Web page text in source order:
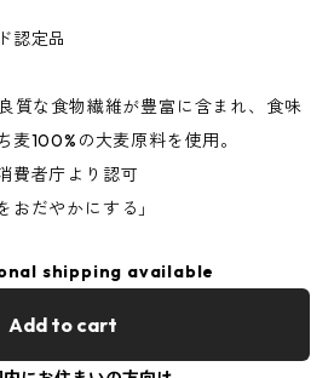
認定品
質な食物繊維が豊富に含まれ、食味
麦100%の大麦原料を使用。
費者庁より認可
おだやかにする」
shipping available
Add to cart